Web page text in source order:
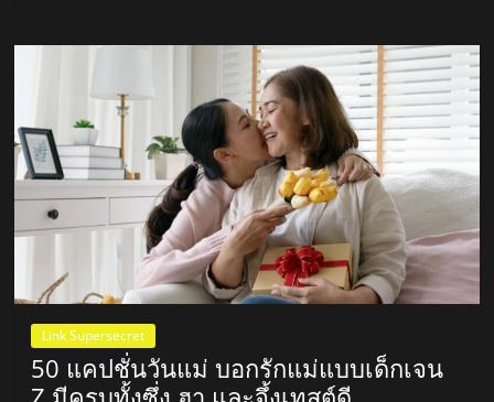
Link Supersecret
50 แคปชั่นวันแม่ บอกรักแม่แบบเด็กเจน